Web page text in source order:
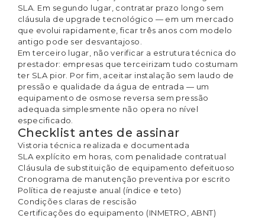
SLA. Em segundo lugar, contratar prazo longo sem
cláusula de upgrade tecnológico — em um mercado
que evolui rapidamente, ficar três anos com modelo
antigo pode ser desvantajoso.
Em terceiro lugar, não verificar a estrutura técnica do
prestador: empresas que terceirizam tudo costumam
ter SLA pior. Por fim, aceitar instalação sem laudo de
pressão e qualidade da água de entrada — um
equipamento de osmose reversa sem pressão
adequada simplesmente não opera no nível
especificado.
Checklist antes de assinar
Vistoria técnica realizada e documentada
SLA explícito em horas, com penalidade contratual
Cláusula de substituição de equipamento defeituoso
Cronograma de manutenção preventiva por escrito
Política de reajuste anual (índice e teto)
Condições claras de rescisão
Certificações do equipamento (INMETRO, ABNT)